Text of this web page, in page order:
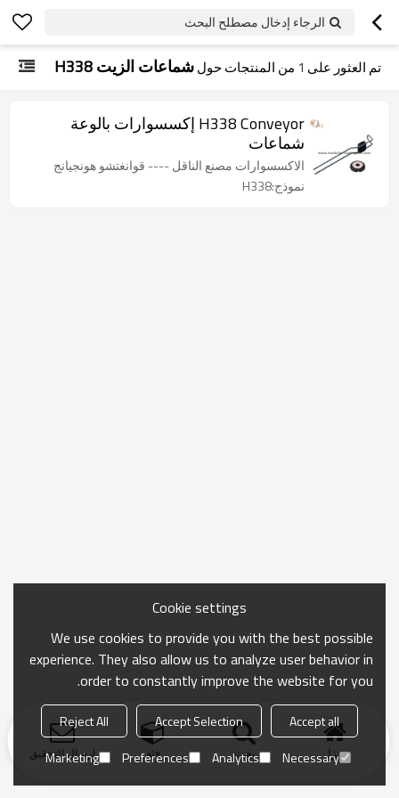
الرجاء إدخال مصطلح البحث
تم العثور على 1 من المنتجات حولشماعات الزيت H338
H338 Conveyor إكسسوارات بالوعة
شماعات
الاكسسوارات مصنع الناقل ---- قوانغتشو هونجيانج
نموذج:H338
منزل بحث فئة ارسال التحقيق
Cookie settings
We use cookies to provide you with the best possible
experience. They also allow us to analyze user behavior in
order to constantly improve the website for you.
Accept all
Accept Selection
Reject All
Necessary
Analytics
Preferences
Marketing